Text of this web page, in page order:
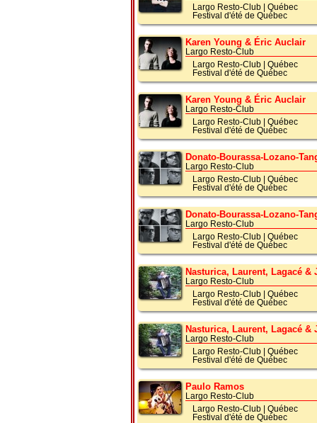
Largo Resto-Club
Québec
Festival d'été de Québec
Karen Young & Éric Auclair
Largo Resto-Club
Largo Resto-Club
Québec
Festival d'été de Québec
Karen Young & Éric Auclair
Largo Resto-Club
Largo Resto-Club
Québec
Festival d'été de Québec
Donato-Bourassa-Lozano-
Largo Resto-Club
Largo Resto-Club
Québec
Festival d'été de Québec
Donato-Bourassa-Lozano-
Largo Resto-Club
Largo Resto-Club
Québec
Festival d'été de Québec
Nasturica, Laurent, Lagacé &
Largo Resto-Club
Largo Resto-Club
Québec
Festival d'été de Québec
Nasturica, Laurent, Lagacé &
Largo Resto-Club
Largo Resto-Club
Québec
Festival d'été de Québec
Paulo Ramos
Largo Resto-Club
Largo Resto-Club
Québec
Festival d'été de Québec